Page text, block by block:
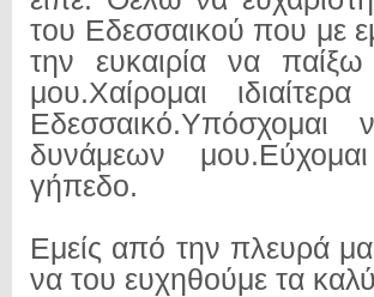
του Εδεσσαικού που με
την ευκαιρία να
μου.Χαίρομαι
δυνάμεων
γήπεδο.
Εμείς από την πλευρά
να του ευχηθούμε τα